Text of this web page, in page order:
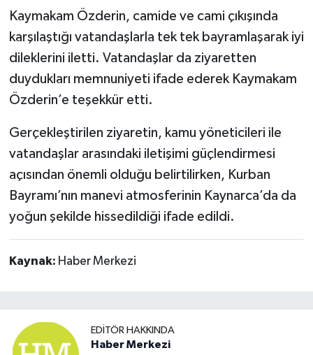
Kaymakam Özderin, camide ve cami çıkışında
karşılaştığı vatandaşlarla tek tek bayramlaşarak iyi
dileklerini iletti. Vatandaşlar da ziyaretten
duydukları memnuniyeti ifade ederek Kaymakam
Özderin’e teşekkür etti.
Gerçekleştirilen ziyaretin, kamu yöneticileri ile
vatandaşlar arasındaki iletişimi güçlendirmesi
açısından önemli olduğu belirtilirken, Kurban
Bayramı’nın manevi atmosferinin Kaynarca’da da
yoğun şekilde hissedildiği ifade edildi.
Kaynak: Haber Merkezi
EDITÖR HAKKINDA
Haber Merkezi